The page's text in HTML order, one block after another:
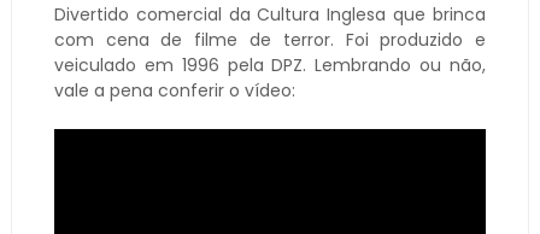
Divertido comercial da Cultura Inglesa que brinca
com cena de filme de terror. Foi produzido e
veiculado em 1996 pela DPZ. Lembrando ou não,
vale a pena conferir o vídeo: